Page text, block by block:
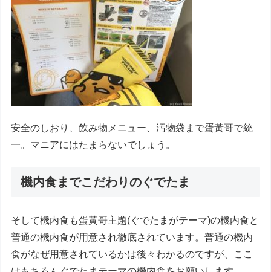
安全のしおり、飲み物メニュー、汚物袋まで蛋黃哥で統
一。マニアにはたまらないでしょう。
機内食までこだわりのぐでたま
そして機内食も蛋黃哥主題(ぐでたまがテーマ)の機内食と
普通の機内食が用意され徹底されています。普通の機内
食がなぜ用意されているかは後々わかるのですが、ここ